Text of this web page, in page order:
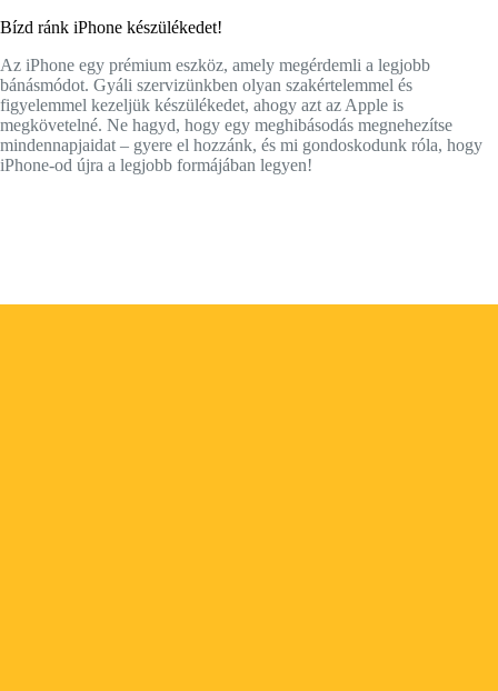
Bízd ránk iPhone készülékedet!
Az iPhone egy prémium eszköz, amely megérdemli a legjobb
bánásmódot. Gyáli szervizünkben olyan szakértelemmel és
figyelemmel kezeljük készülékedet, ahogy azt az Apple is
megkövetelné. Ne hagyd, hogy egy meghibásodás megnehezítse
mindennapjaidat – gyere el hozzánk, és mi gondoskodunk róla, hogy
iPhone-od újra a legjobb formájában legyen!